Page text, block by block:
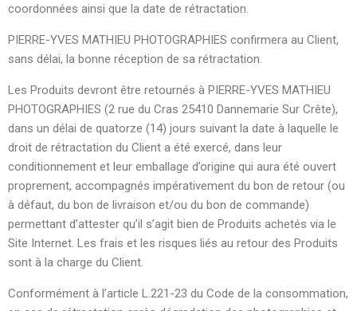
coordonnées ainsi que la date de rétractation.
PIERRE-YVES MATHIEU PHOTOGRAPHIES confirmera au Client,
sans délai, la bonne réception de sa rétractation.
Les Produits devront être retournés à PIERRE-YVES MATHIEU
PHOTOGRAPHIES (2 rue du Cras 25410 Dannemarie Sur Crête),
dans un délai de quatorze (14) jours suivant la date à laquelle le
droit de rétractation du Client a été exercé, dans leur
conditionnement et leur emballage d’origine qui aura été ouvert
proprement, accompagnés impérativement du bon de retour (ou
à défaut, du bon de livraison et/ou du bon de commande)
permettant d’attester qu’il s’agit bien de Produits achetés via le
Site Internet. Les frais et les risques liés au retour des Produits
sont à la charge du Client.
Conformément à l’article L.221-23 du Code de la consommation,